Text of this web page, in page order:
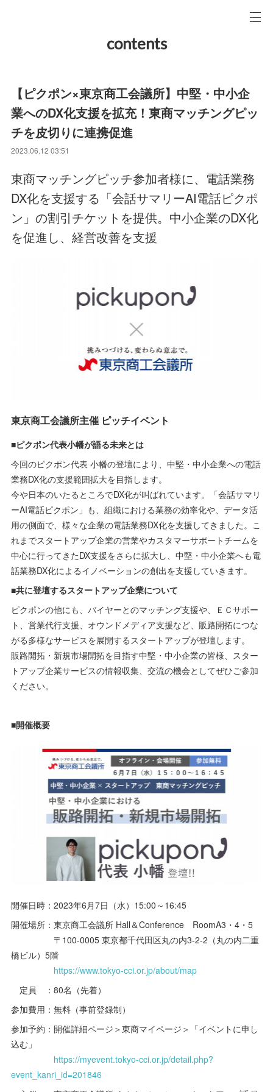
contents
【ピクポン×東京商工会議所】中堅・中小企
業へのDX化支援を拡充！東商マッチングピッ
チを皮切りに連携促進
2023.06.12 03:51
東商マッチングピッチ参加者様に、電話業務
DX化を支援する「会話サマリーAI電話ピクポ
ン」の割引チケットを提供。中小企業のDX化
を促進し、経営改善を支援
東京商工会議所主催 ピッチイベント
■ピクポン代表小幡が語る未来とは
今回のピクポン代表 小幡の登壇により、中堅・中小企業への電話
業務DX化の支援範囲拡大を目指します。
今や日本のいたるところでDX化が叫ばれています。「会話サマリ
ーAI電話ピクポン」も、組織における業務の効率化や、データ活
用の側面で、様々な企業の電話業務DX化を支援してきました。こ
れまでスタートアップ企業の営業やカスタマーサポートチームを
中心に行ってきたDX支援をさらに拡大し、中堅・中小企業へも電
話業務DX化によるイノベーションの創出を支援していきます。
■共に登壇するスタートアップ企業について
ピクポンの他にも、バイヤーとのマッチング支援や、ＥＣサポー
ト、営業代行支援、オウンドメディア支援など、販路開拓につな
がる多様なサービスを展開するスタートアップが登壇します。
販路開拓・新規市場開拓を目指す中堅・中小企業の皆様、スター
トアップ企業サービスの情報収集、交流の機会としてぜひご参加
ください。
■開催概要
開催日時：2023年6月7日（水）15:00～16:45
開催場所：東京商工会議所 Hall＆Conference RoomA3・4・5
〒100-0005 東京都千代田区丸の内3-2-2（丸の内二重
橋ビル）5階
https://www.tokyo-cci.or.jp/about/map
定員 ：80名（先着）
参加費用：無料（事前登録制）
参加予約：開催詳細ページ＞東商マイページ＞「イベントに申し
込む」
https://myevent.tokyo-cci.or.jp/detail.php?
event_kanri_id=201846